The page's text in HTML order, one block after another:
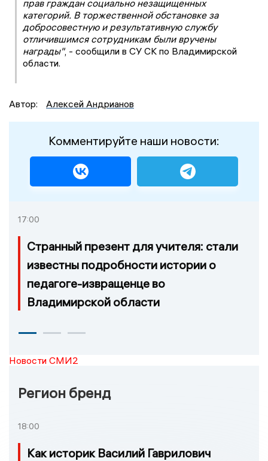
прав граждан социально незащищенных
категорий. В торжественной обстановке за
добросовестную и результативную службу
отличившимся сотрудникам были вручены
награды", - сообщили в СУ СК по Владимирской
области.
Автор: Алексей Андрианов
Комментируйте наши новости:
17:00
Странный презент для учителя: стали
известны подробности истории о
педагоге-извращенце во
Владимирской области
Новости СМИ2
Регион бренд
18:00
Как историк Василий Гаврилович